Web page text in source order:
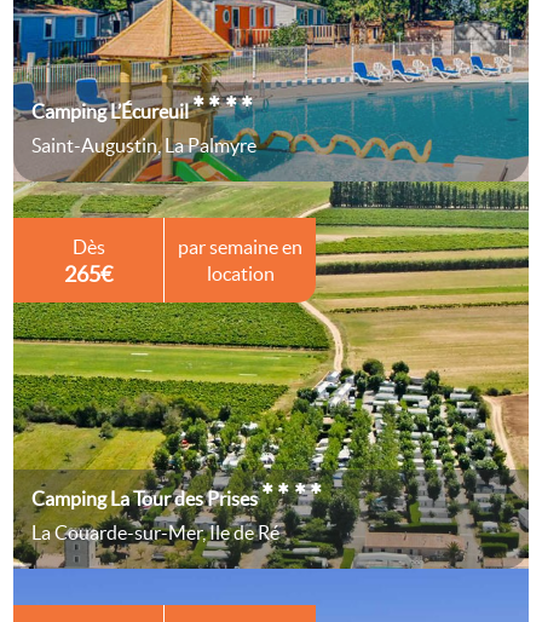
Camping L’Écureuil****
Saint-Augustin, La Palmyre
Dès
265€
par semaine en
location
Camping La Tour des Prises****
La Couarde-sur-Mer, Ile de Ré